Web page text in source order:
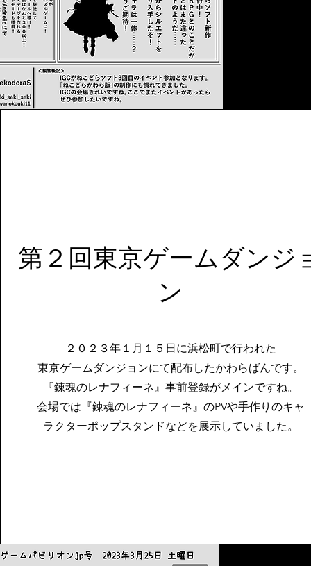
第２回東京ゲームダンジ
ン
​２０２３年１月１５日に浜松町で行われた
東京ゲームダンジョンにて配布したかわらばんです。
『錬魂のレナフィーネ』事前登録がメインですね。
会場では『錬魂のレナフィーネ』のPVや手作りのキャ
ラクターポップスタンドなどを展示していました。